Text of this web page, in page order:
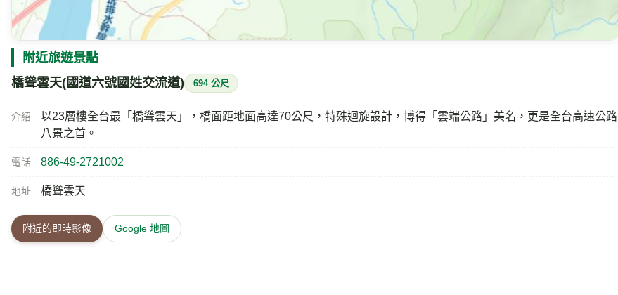
附近旅遊景點
橋聳雲天(國道六號國姓交流道) 694 公尺
介紹
以23層樓全台最「橋聳雲天」，橋面距地面高達70公尺，特殊迴旋設計，博得「雲端公路」美名，更是全台高速公路
八景之首。
電話 886-49-2721002
地址 橋聳雲天
附近的即時影像 Google 地圖